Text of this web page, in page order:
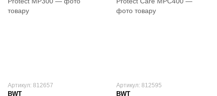
Артикул: 812657
BWT
Артикул: 812595
BWT